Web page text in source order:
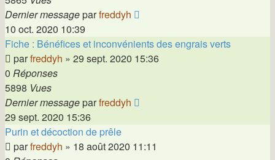
Dernier messageparfreddyh
10 oct. 2020 10:39
Fiche : Bénéfices et inconvénients des engrais verts
parfreddyh » 29 sept. 2020 15:36
0 Réponses
5898 Vues
Dernier messageparfreddyh
29 sept. 2020 15:36
Purin et décoction de prêle
parfreddyh » 18 août 2020 11:11